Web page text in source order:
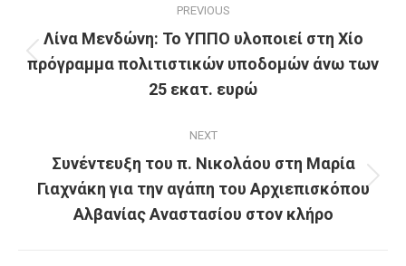
navigation
PREVIOUS
Previous
post:
Λίνα Μενδώνη: Το ΥΠΠΟ υλοποιεί στη Χίο
πρόγραμμα πολιτιστικών υποδομών άνω των
25 εκατ. ευρώ
NEXT
Next
post:
Συνέντευξη του π. Νικολάου στη Μαρία
Γιαχνάκη για την αγάπη του Αρχιεπισκόπου
Αλβανίας Αναστασίου στον κλήρο